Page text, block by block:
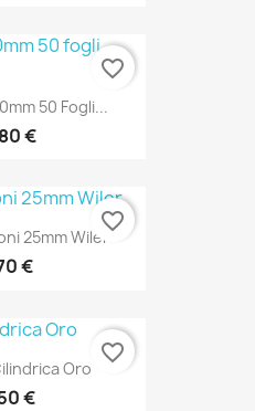
50 Fogli...
€
favorite_border
25mm Wiler
€
favorite_border
Oro
€
favorite_border